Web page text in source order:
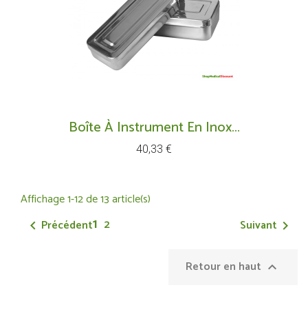
Boîte À Instrument En Inox...
Prix
40,33 €
Affichage 1-12 de 13 article(s)
 Précédent1 2 Suivant 
Retour en haut 